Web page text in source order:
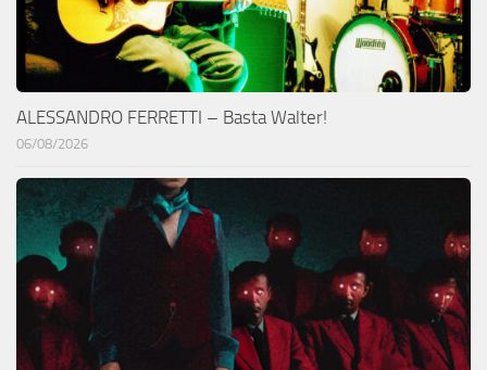
ALESSANDRO FERRETTI – Basta Walter!
06/08/2026